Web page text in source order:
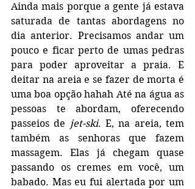
Ainda mais porque a gente já estava
saturada de tantas abordagens no
dia anterior. Precisamos andar um
pouco e ficar perto de umas pedras
para poder aproveitar a praia. E
deitar na areia e se fazer de morta é
uma boa opção hahah Até na água as
pessoas te abordam, oferecendo
passeios de jet-ski. E, na areia, tem
também as senhoras que fazem
massagem. Elas já chegam quase
passando os cremes em você, um
babado. Mas eu fui alertada por um